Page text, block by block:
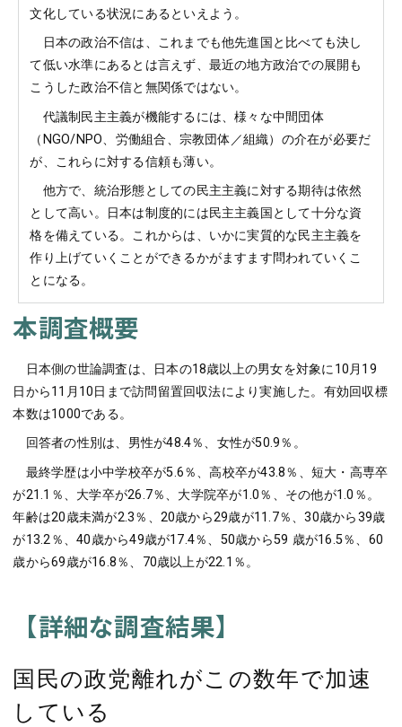
文化している状況にあるといえよう。
日本の政治不信は、これまでも他先進国と比べても決し
て低い水準にあるとは言えず、最近の地方政治での展開も
こうした政治不信と無関係ではない。
代議制民主主義が機能するには、様々な中間団体
（NGO/NPO、労働組合、宗教団体／組織）の介在が必要だ
が、これらに対する信頼も薄い。
他方で、統治形態としての民主主義に対する期待は依然
として高い。日本は制度的には民主主義国として十分な資
格を備えている。これからは、いかに実質的な民主主義を
作り上げていくことができるかがますます問われていくこ
とになる。
本調査概要
日本側の世論調査は、日本の18歳以上の男女を対象に10月19
日から11月10日まで訪問留置回収法により実施した。有効回収標
本数は1000である。
回答者の性別は、男性が48.4％、女性が50.9％。
最終学歴は小中学校卒が5.6％、高校卒が43.8％、短大・高専卒
が21.1％、大学卒が26.7％、大学院卒が1.0％、その他が1.0％。
年齢は20歳未満が2.3％、20歳から29歳が11.7％、30歳から39歳
が13.2％、40歳から49歳が17.4％、50歳から59 歳が16.5％、60
歳から69歳が16.8％、70歳以上が22.1％。
【詳細な調査結果】
国民の政党離れがこの数年で加速
している